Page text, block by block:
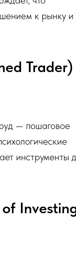
к рынку и
— пошаговое
инструменты
of